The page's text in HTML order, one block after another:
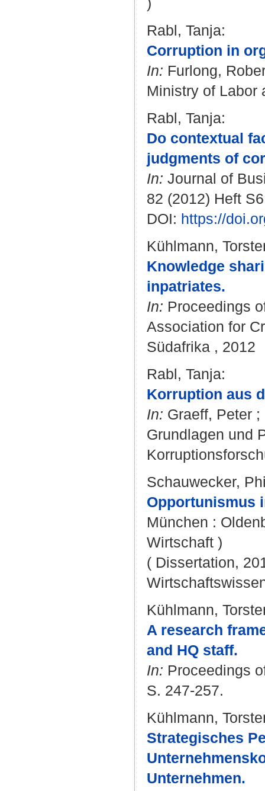
Rabl, Tanja:
Corruption in
In: Furlong,
Ministry of Labor
Rabl, Tanja:
Do contextual
judgments of
In: Journal of
82 (2012) Heft
DOI: https://
Kühlmann,
Knowledge
inpatriates.
In: Proceedings
Association for
Südafrika , 2012
Rabl, Tanja:
Korruption aus
In: Graeff, Peter
Grundlagen und
Schauwecker,
Opportunismus
München :
Wirtschaft )
( Dissertation,
Kühlmann,
A research
and HQ staff.
In: Proceedings
S. 247-257.
Kühlmann,
Strategisches
Unternehmen.